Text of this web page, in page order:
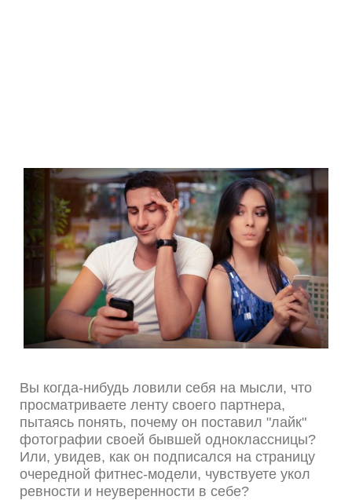
Вы когда-нибудь ловили себя на мысли, что
просматриваете ленту своего партнера,
пытаясь понять, почему он поставил "лайк"
фотографии своей бывшей одноклассницы?
Или, увидев, как он подписался на страницу
очередной фитнес-модели, чувствуете укол
ревности и неуверенности в себе?